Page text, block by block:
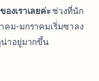
องเราเลยค่ะช่วงที่นัก
คม-มกราคมเริ่มซาลง
น่าอยู่มากขึ้น